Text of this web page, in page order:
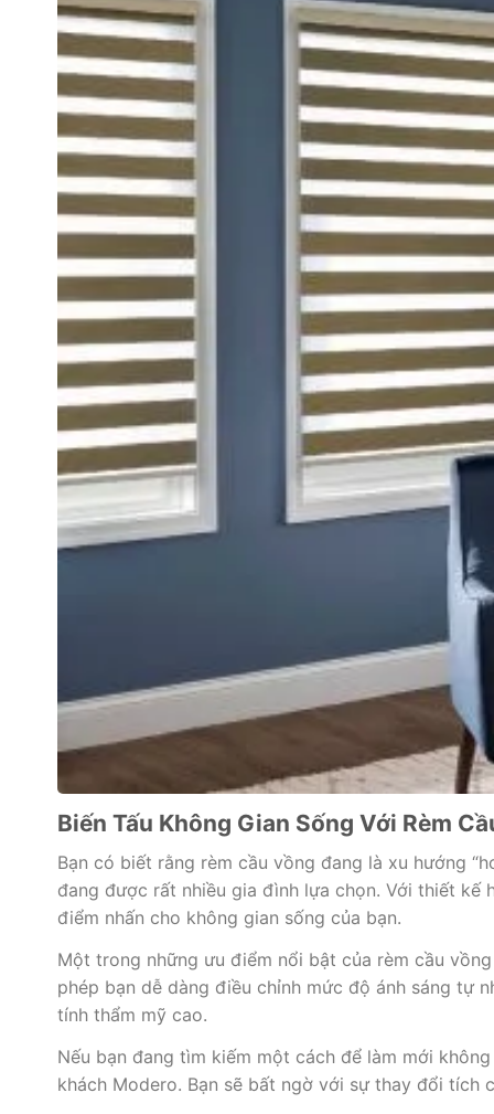
Biến Tấu Không Gian Sống Với Rèm
Bạn có biết rằng rèm cầu vồng đang là xu hướng
đang được rất nhiều gia đình lựa chọn. Với thiết kế
điểm nhấn cho không gian sống của bạn.
Một trong những ưu điểm nổi bật của rèm cầu
phép bạn dễ dàng điều chỉnh mức độ ánh sáng tự
tính thẩm mỹ cao.
Nếu bạn đang tìm kiếm một cách để làm mới
khách Modero. Bạn sẽ bất ngờ với sự thay đổi tích